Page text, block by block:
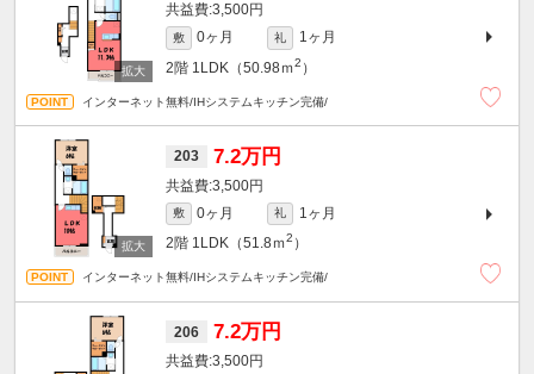
3,500円
敷 0ヶ月 礼
1ヶ月
2階 1LDK（50.98ｍ2 ）
インターネット無料/IHシステムキッチン完備/
203 7.2万円
3,500円
敷 0ヶ月 礼
1ヶ月
2階 1LDK（51.8ｍ2 ）
インターネット無料/IHシステムキッチン完備/
206 7.2万円
3,500円